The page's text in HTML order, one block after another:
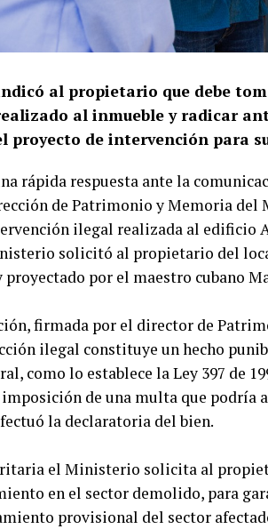
al propietario que debe
al inmueble y radicar
proyecto de intervención para
rápida respuesta ante la
de Patrimonio y Memoria del
ilegal realizada al edificio
solicitó al propietario del
proyectado por el maestro cubano
firmada por el director de
ilegal constituye un hecho
como lo establece la Ley 397 de
de una multa que podría
la declaratoria del bien.
el Ministerio solicita al
en el sector demolido, para
provisional del sector